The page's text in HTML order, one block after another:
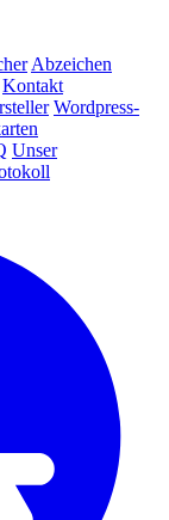
Abzeichen
Kontakt
Wordpress-
Unser